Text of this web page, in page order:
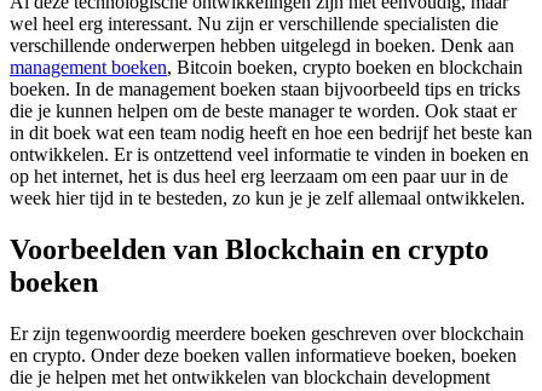
wel heel erg interessant. Nu zijn er verschillende specialisten die
verschillende onderwerpen hebben uitgelegd in boeken. Denk aan
management boeken, Bitcoin boeken, crypto boeken en blockchain
boeken. In de management boeken staan bijvoorbeeld tips en tricks
die je kunnen helpen om de beste manager te worden. Ook staat er
in dit boek wat een team nodig heeft en hoe een bedrijf het beste kan
ontwikkelen. Er is ontzettend veel informatie te vinden in boeken en
op het internet, het is dus heel erg leerzaam om een paar uur in de
week hier tijd in te besteden, zo kun je je zelf allemaal ontwikkelen.
Voorbeelden van Blockchain en crypto
boeken
Er zijn tegenwoordig meerdere boeken geschreven over blockchain
en crypto. Onder deze boeken vallen informatieve boeken, boeken
die je helpen met het ontwikkelen van blockchain development